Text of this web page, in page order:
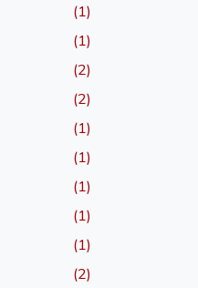
(1)
(1)
(2)
(2)
(1)
(1)
(1)
(1)
(1)
(2)